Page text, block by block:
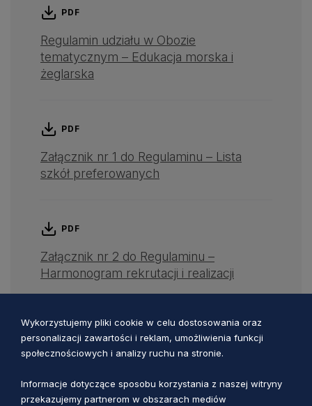
PDF
Regulamin udziału w Obozie
tematycznym – Edukacja morska i
żeglarska
PDF
Załącznik nr 1 do Regulaminu – Lista
szkół preferowanych
PDF
Załącznik nr 2 do Regulaminu –
Harmonogram rekrutacji i realizacji
PDF
Załącznik nr 3 do Regulaminu –
Wykorzystujemy pliki cookie w celu dostosowania oraz
personalizacji zawartości i reklam, umożliwienia funkcji
społecznościowych i analizy ruchu na stronie.
Informacje dotyczące sposobu korzystania z naszej witryny
przekazujemy partnerom w obszarach mediów